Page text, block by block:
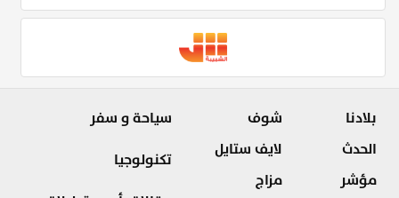
بلادنا
الحدث
مؤشر
شوف
لايف ستايل
مزاج
سياحة و سفر
تكنولوجيا